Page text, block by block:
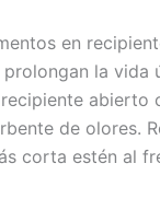
en
la
de olores.
corta estén al